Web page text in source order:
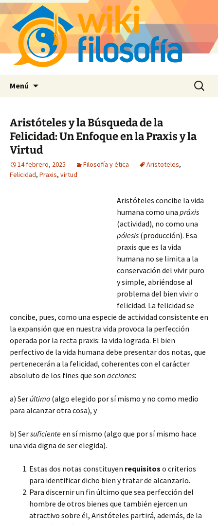
Menú Buscar:
Aristóteles y la Búsqueda de la
Felicidad: Un Enfoque en la Praxis y la
Virtud
14 febrero, 2025 Filosofía y ética Aristoteles,
Felicidad, Praxis, virtud
Aristóteles concibe la vida
humana como una práxis
(actividad), no como una
póiesis (producción). Esa
praxis que es la vida
humana no se limita a la
conservación del vivir puro
y simple, abriéndose al
problema del bien vivir o
felicidad. La felicidad se
concibe, pues, como una especie de actividad consistente en
la expansión que en nuestra vida provoca la perfección
operada por la recta praxis: la vida lograda. El bien
perfectivo de la vida humana debe presentar dos notas, que
pertenecerán a la felicidad, coherentes con el carácter
absoluto de los fines que son acciones:
a) Ser último (algo elegido por sí mismo y no como medio
para alcanzar otra cosa), y
b) Sersuficienteen sí mismo (algo que por sí mismo hace
una vida digna de ser elegida).
Estas dos notas constituyen requisitos o criterios
para identificar dicho bien y tratar de alcanzarlo.
Para discernir un fin último que sea perfección del
hombre de otros bienes que también ejercen un
atractivo sobre él, Aristóteles partirá, además, de la